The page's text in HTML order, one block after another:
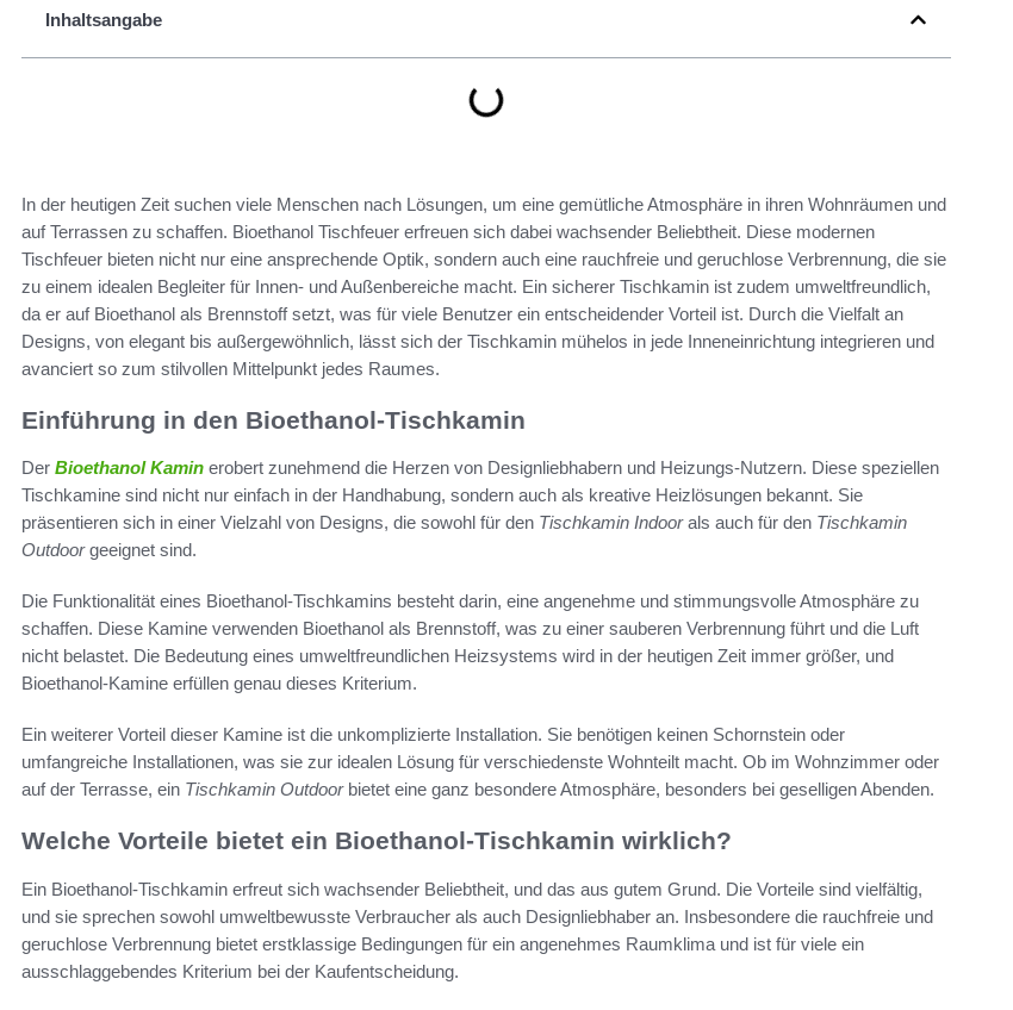
Inhaltsangabe
In der heutigen Zeit suchen viele Menschen nach Lösungen, um eine gemütliche Atmosphäre in ihren Wohnräumen und
auf Terrassen zu schaffen. Bioethanol Tischfeuer erfreuen sich dabei wachsender Beliebtheit. Diese modernen
Tischfeuer bieten nicht nur eine ansprechende Optik, sondern auch eine rauchfreie und geruchlose Verbrennung, die sie
zu einem idealen Begleiter für Innen- und Außenbereiche macht. Ein sicherer Tischkamin ist zudem umweltfreundlich,
da er auf Bioethanol als Brennstoff setzt, was für viele Benutzer ein entscheidender Vorteil ist. Durch die Vielfalt an
Designs, von elegant bis außergewöhnlich, lässt sich der Tischkamin mühelos in jede Inneneinrichtung integrieren und
avanciert so zum stilvollen Mittelpunkt jedes Raumes.
Einführung in den Bioethanol-Tischkamin
Der Bioethanol Kamin erobert zunehmend die Herzen von Designliebhabern und Heizungs-Nutzern. Diese speziellen
Tischkamine sind nicht nur einfach in der Handhabung, sondern auch als kreative Heizlösungen bekannt. Sie
präsentieren sich in einer Vielzahl von Designs, die sowohl für den Tischkamin Indoorals auch für den Tischkamin
Outdoorgeeignet sind.
Die Funktionalität eines Bioethanol-Tischkamins besteht darin, eine angenehme und stimmungsvolle Atmosphäre zu
schaffen. Diese Kamine verwenden Bioethanol als Brennstoff, was zu einer sauberen Verbrennung führt und die Luft
nicht belastet. Die Bedeutung eines umweltfreundlichen Heizsystems wird in der heutigen Zeit immer größer, und
Bioethanol-Kamine erfüllen genau dieses Kriterium.
Ein weiterer Vorteil dieser Kamine ist die unkomplizierte Installation. Sie benötigen keinen Schornstein oder
umfangreiche Installationen, was sie zur idealen Lösung für verschiedenste Wohnteilt macht. Ob im Wohnzimmer oder
auf der Terrasse, ein Tischkamin Outdoorbietet eine ganz besondere Atmosphäre, besonders bei geselligen Abenden.
Welche Vorteile bietet ein Bioethanol-Tischkamin wirklich?
Ein Bioethanol-Tischkamin erfreut sich wachsender Beliebtheit, und das aus gutem Grund. Die Vorteile sind vielfältig,
und sie sprechen sowohl umweltbewusste Verbraucher als auch Designliebhaber an. Insbesondere die rauchfreie und
geruchlose Verbrennung bietet erstklassige Bedingungen für ein angenehmes Raumklima und ist für viele ein
ausschlaggebendes Kriterium bei der Kaufentscheidung.